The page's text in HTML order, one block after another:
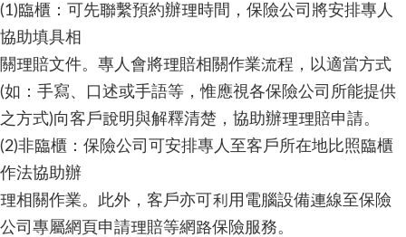
(1)臨櫃：可先聯繫預約辦理時間，保險公司將安排專人
協助填具相
關理賠文件。專人會將理賠相關作業流程，以適當方式
(如：手寫、口述或手語等，惟應視各保險公司所能提供
之方式)向客戶說明與解釋清楚，協助辦理理賠申請。
(2)非臨櫃：保險公司可安排專人至客戶所在地比照臨櫃
作法協助辦
理相關作業。此外，客戶亦可利用電腦設備連線至保險
公司專屬網頁申請理賠等網路保險服務。